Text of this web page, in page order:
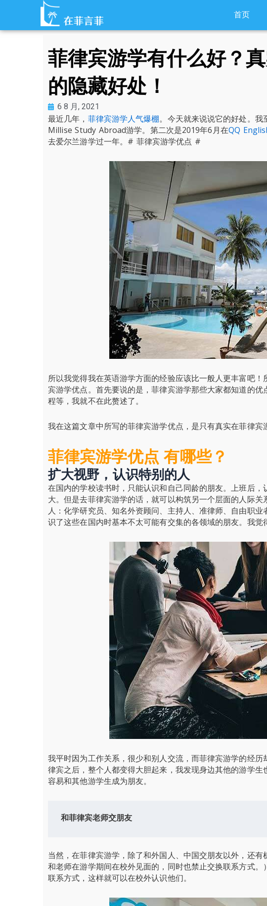
内
首页
菲律宾游学有什么好？
的隐藏好处！
6 8 月, 2021
最近几年， 菲律宾游学人气爆棚。今天就来说说它的好处。
Millise Study Abroad游学。第二次是2019年6月在QQ
去爱尔兰游学过一年。# 菲律宾游学优点 #
所以我觉得我在英语游学方面的经验应该比一般人更丰富吧
宾游学优点。首先要说的是，菲律宾游学那些大家都知道的
程等，我就不在此赘述了。
我在这篇文章中所写的菲律宾游学优点，是只有真实在菲律
菲律宾游学优点 有哪些？
扩大视野，认识特别的人
在国内的学校读书时，只能认识和自己同龄的朋友。上班后
大。但是去菲律宾游学的话，就可以构筑另一个层面的人际
人：化学研究员、知名外资顾问、主持人、准律师、自由职
识了这些在国内时基本不太可能有交集的各领域的朋友。我觉
我平时因为工作关系，很少和别人交流，而菲律宾游学的经
律宾之后，整个人都变得大胆起来，我发现身边其他的游学
容易和其他游学生成为朋友。
和菲律宾老师交朋友
当然，在菲律宾游学，除了和外国人、中国交朋友以外，还
和老师在游学期间在校外见面的，同时也禁止交换联系方式
联系方式，这样就可以在校外认识他们。